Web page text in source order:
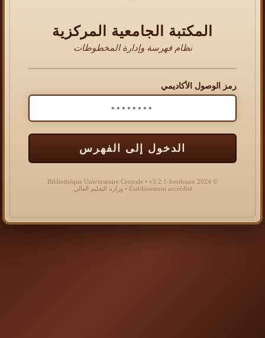
المكتبة الجامعية المركزية
نظام فهرسة وإدارة المخطوطات
رمز الوصول الأكاديمي
الدخول إلى الفهرس
© 2024 Bibliothèque Universitaire Centrale • v3.2.1-bordeaux
Établissement accrédité • وزارة التعليم العالي